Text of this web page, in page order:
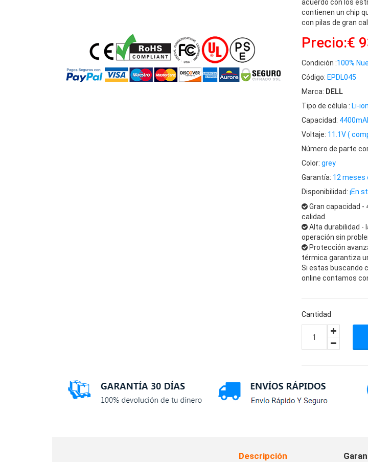
acuerdo con los
contienen un chip
con pilas de gran
Precio:€
Condición :100%
Código: EPDL045
Marca: DELL
Tipo de célula : Li-ion
Capacidad:
Voltaje: 11.1V (
Número de parte
Color: grey
Garantía: 12 meses
Disponibilidad: ¡En
Gran capacidad -
calidad.
Alta durabilidad -
operación sin
Protección
térmica garantiza
Si estas buscando
online contamos
Cantidad
Descripción